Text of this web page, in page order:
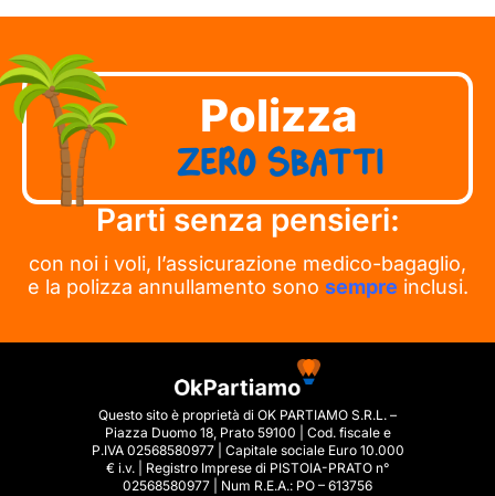
Polizza
ZERO SBATTI
Parti senza pensieri:
con noi i voli, l’assicurazione medico-bagaglio,
e la polizza annullamento sono sempre inclusi.
Questo sito è proprietà di OK PARTIAMO S.R.L. –
Piazza Duomo 18, Prato 59100 | Cod. fiscale e
P.IVA 02568580977 | Capitale sociale Euro 10.000
€ i.v. | Registro Imprese di PISTOIA-PRATO n°
02568580977 | Num R.E.A.: PO – 613756